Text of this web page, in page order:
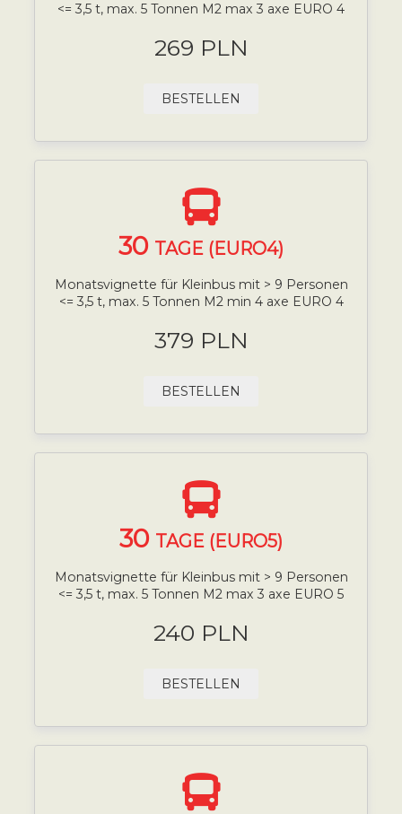
<= 3,5 t, max. 5 Tonnen M2 max 3 axe EURO 4
269 PLN
BESTELLEN
30 TAGE (EURO4)
Monatsvignette für Kleinbus mit > 9 Personen
<= 3,5 t, max. 5 Tonnen M2 min 4 axe EURO 4
379 PLN
BESTELLEN
30 TAGE (EURO5)
Monatsvignette für Kleinbus mit > 9 Personen
<= 3,5 t, max. 5 Tonnen M2 max 3 axe EURO 5
240 PLN
BESTELLEN